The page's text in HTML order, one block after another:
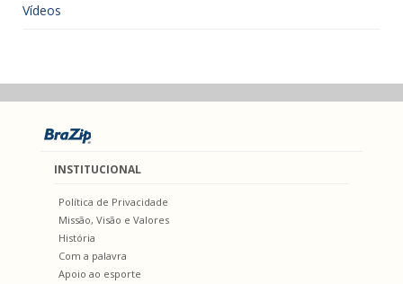
Vídeos
INSTITUCIONAL
Política de Privacidade
Missão, Visão e Valores
História
Com a palavra
Apoio ao esporte